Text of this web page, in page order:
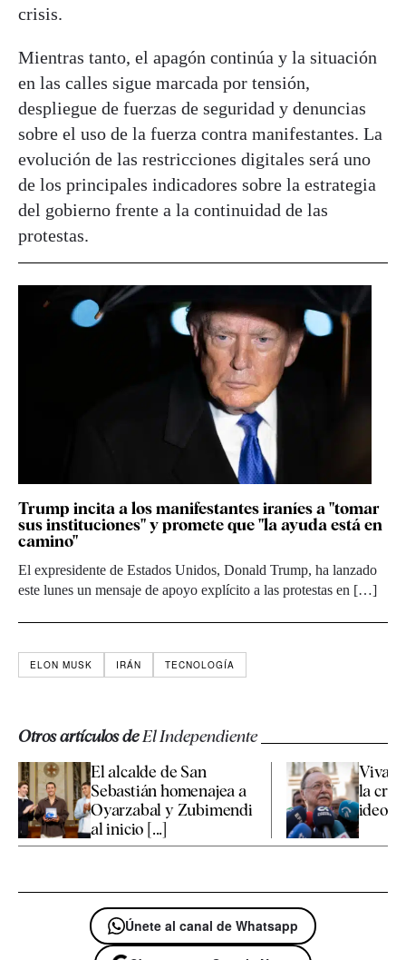
crisis.
Mientras tanto, el apagón continúa y la situación
en las calles sigue marcada por tensión,
despliegue de fuerzas de seguridad y denuncias
sobre el uso de la fuerza contra manifestantes. La
evolución de las restricciones digitales será uno
de los principales indicadores sobre la estrategia
del gobierno frente a la continuidad de las
protestas.
Trump incita a los manifestantes iraníes a "tomar
sus instituciones" y promete que "la ayuda está en
camino"
El expresidente de Estados Unidos, Donald Trump, ha lanzado
este lunes un mensaje de apoyo explícito a las protestas en […]
ELON MUSK IRÁN TECNOLOGÍA
Otros artículos deEl Independiente
El alcalde de San
Sebastián homenajea a
Oyarzabal y Zubimendi
al inicio [...]
Vivas
la
Únete al canal de Whatsapp